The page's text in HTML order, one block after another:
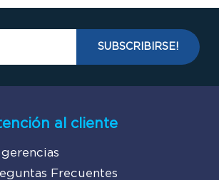
al cliente
Frecuentes